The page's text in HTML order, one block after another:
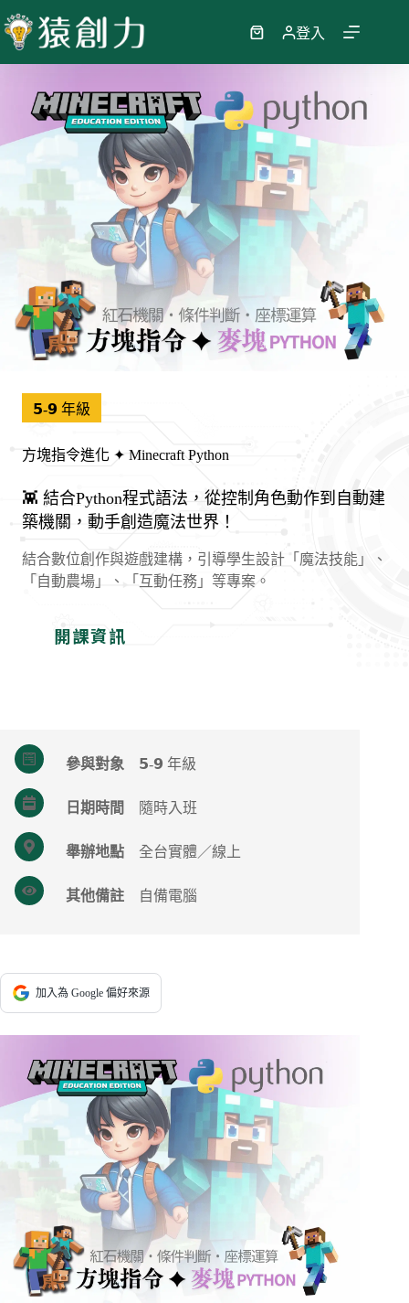
跳
至
購
物
登入
𝟱-𝟵 年級
方塊指令進化 ✦ Minecraft Python
👾 結合Python程式語法，從控制角色動作到自動建
築機關，動手創造魔法世界！
結合數位創作與遊戲建構，引導學生設計「魔法技能」、
「自動農場」、「互動任務」等專案。
開課資訊
參與對象 𝟱-𝟵 年級
日期時間 隨時入班
舉辦地點 全台實體／線上
其他備註 自備電腦
加入為 Google 偏好來源